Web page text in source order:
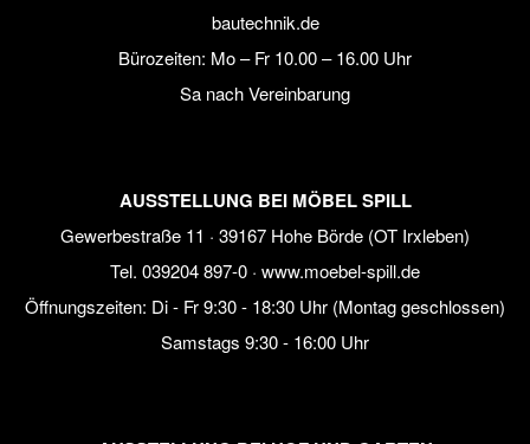
bautechnik.de
Bürozeiten: Mo – Fr 10.00 – 16.00 Uhr
Sa nach Vereinbarung
AUSSTELLUNG BEI MÖBEL SPILL
Gewerbestraße 11 · 39167 Hohe Börde (OT Irxleben)
Tel. 039204 897-0 · www.moebel-spill.de
Öffnungszeiten: Di - Fr 9:30 - 18:30 Uhr (Montag geschlossen)
Samstags 9:30 - 16:00 Uhr